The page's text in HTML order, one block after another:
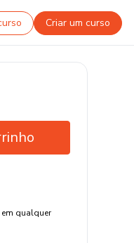
Criar um curso
qualquer